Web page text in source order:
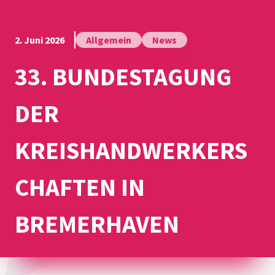
2. Juni 2026 Allgemein News
33. BUNDESTAGUNG
DER
KREISHANDWERKERS
CHAFTEN IN
BREMERHAVEN